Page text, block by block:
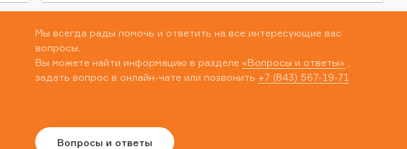
Мы всегда рады помочь и ответить на все интересующие вас
вопросы.
Вы можете найти информацию в разделе «Вопросы и ответы»
задать вопрос в онлайн-чате или позвонить +7 (843) 567-19-71
Вопросы и ответы